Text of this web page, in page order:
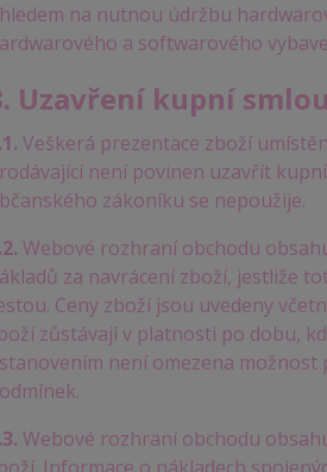
na nutnou údržbu
a softwarového
Uzavření kupní
Veškerá prezentace zboží
není povinen uzavřít
zákoníku se nepoužije.
Webové rozhraní obchodu
za navrácení zboží, jestliže
Ceny zboží jsou uvedeny
zůstávají v platnosti po dobu,
není omezena
Webové rozhraní obchodu